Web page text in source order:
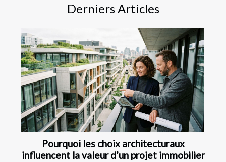
Derniers Articles
Pourquoi les choix architecturaux
influencent la valeur d’un projet immobilier